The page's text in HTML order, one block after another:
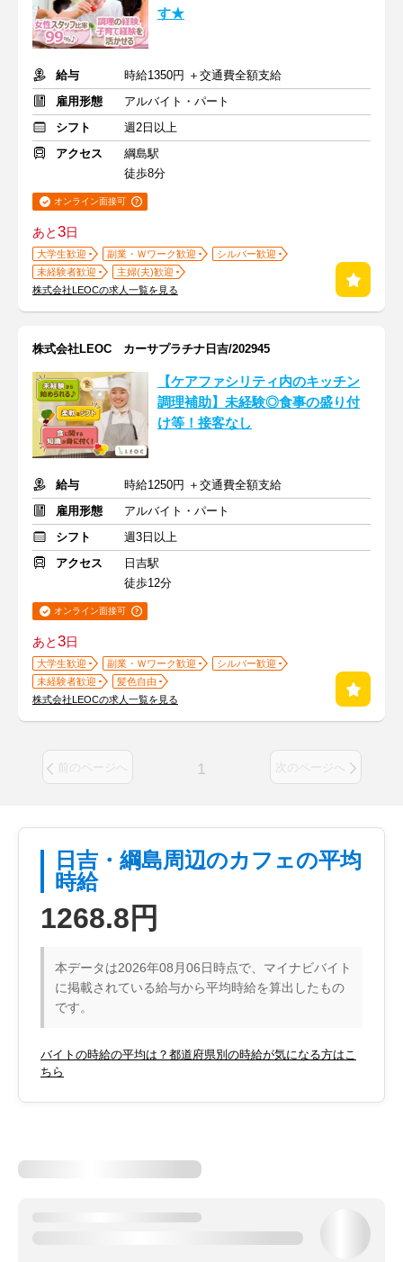
す★
給与
時給1350円 ＋交通費全額支給
雇用形態
アルバイト・パート
シフト
週2日以上
アクセス
綱島駅
徒歩8分
オンライン面接可
あと3日
大学生歓迎 副業・Ｗワーク歓迎
シルバー歓迎
未経験者歓迎
主婦(夫)歓迎
株式会社LEOCの求人一覧を見る
株式会社LEOC カーサプラチナ日吉/202945
【ケアファシリティ内のキッチン
調理補助】未経験◎食事の盛り付
け等！接客なし
給与
時給1250円 ＋交通費全額支給
雇用形態
アルバイト・パート
シフト
週3日以上
アクセス
日吉駅
徒歩12分
オンライン面接可
あと3日
大学生歓迎 副業・Ｗワーク歓迎
シルバー歓迎
未経験者歓迎
髪色自由
株式会社LEOCの求人一覧を見る
前のページへ 1 次のページへ
日吉・綱島周辺のカフェの平均
時給
1268.8円
本データは2026年08月06日時点で、マイナビバイト
に掲載されている給与から平均時給を算出したもの
です。
バイトの時給の平均は？都道府県別の時給が気になる方はこ
ちら